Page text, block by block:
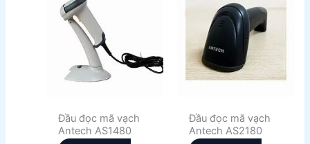
Đầu đọc mã vạch
Antech AS1480
Đầu đọc mã vạch
Antech AS2180